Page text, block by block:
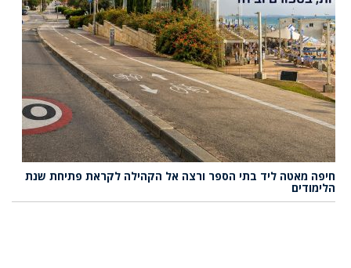
חיפה מאטה ליד בתי הספר ורצה אל הקהילה לקראת פתיחת שנת
הלימודים